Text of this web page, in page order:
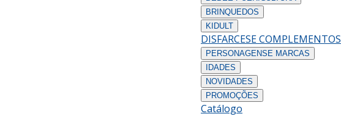
BRINQUEDOS
KIDULT
DISFARCESE COMPLEMENTOS
PERSONAGENS E MARCAS
IDADES
NOVIDADES
PROMOÇÕES
Catálogo